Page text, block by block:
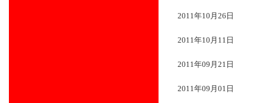
2011年10月26日
2011年10月11日
2011年09月21日
2011年09月01日